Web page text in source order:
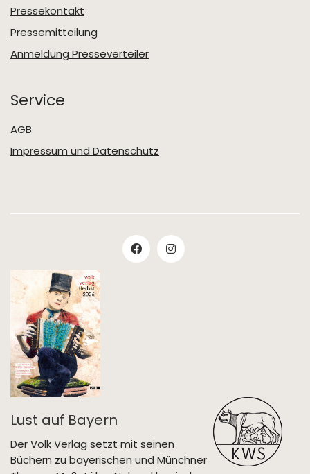
Pressekontakt
Pressemitteilung
Anmeldung Presseverteiler
Service
AGB
Impressum und Datenschutz
Lust auf Bayern
Der Volk Verlag setzt mit seinen
Büchern zu bayerischen und Münchner